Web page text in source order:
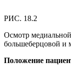
РИС. 18.2
Осмотр
большеберцовой и
Положение